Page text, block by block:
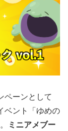
ペーンとして
ベント「ゆめの
ミニアメブー